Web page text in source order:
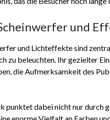
und
und Lichteffekte sind
zu beleuchten. Ihr gezielter
die Aufmerksamkeit des
punktet dabei nicht nur durch